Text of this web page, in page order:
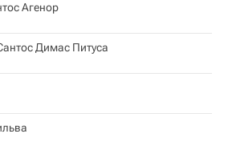
Агенор
Димас Питуса